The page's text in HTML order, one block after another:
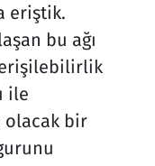
eriştik.
bu ağı
ile
olacak bir